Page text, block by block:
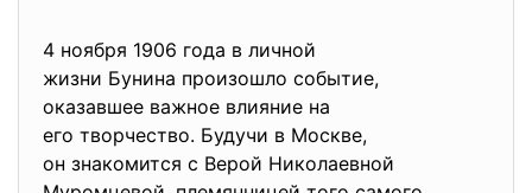
4 ноября 1906 года в личной
жизни Бунина произошло событие,
оказавшее важное влияние на
его творчество. Будучи в Москве,
он знакомится с Верой Николаевной